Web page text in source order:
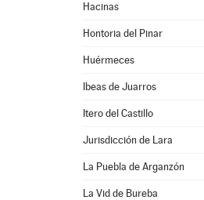
Hacinas
Hontoria del Pinar
Huérmeces
Ibeas de Juarros
Itero del Castillo
Jurisdicción de Lara
La Puebla de Arganzón
La Vid de Bureba